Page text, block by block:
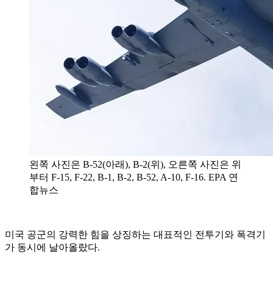
왼쪽 사진은 B-52(아래), B-2(위), 오른쪽 사진은 위
부터 F-15, F-22, B-1, B-2, B-52, A-10, F-16. EPA 연
합뉴스
미국 공군의 강력한 힘을 상징하는 대표적인 전투기와 폭격기
가 동시에 날아올랐다.